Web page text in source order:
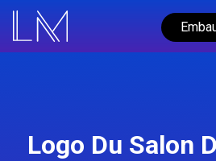
Logo Du Salon